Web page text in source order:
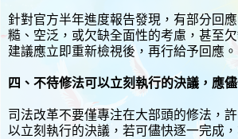
針對官方半年進度報告發現，有部分回
糙、空泛，或欠缺全面性的考慮，甚至
建議應立即重新檢視後，再行給予回應。
四、不待修法可以立刻執行的決議，應
司法改革不要僅專注在大部頭的修法，
以立刻執行的決議，若可儘快逐一完成